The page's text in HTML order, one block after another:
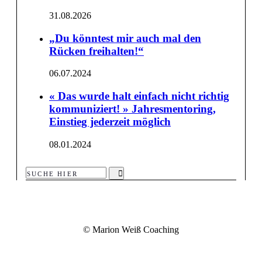
31.08.2026
„Du könn­test mir auch mal den
Rücken freihalten!“
06.07.2024
« Das wur­de halt ein­fach nicht rich­tig
kom­mu­ni­ziert! » Jah­res­men­to­ring,
Ein­stieg jeder­zeit möglich
08.01.2024
Search
for:
© Mari­on Weiß Coaching